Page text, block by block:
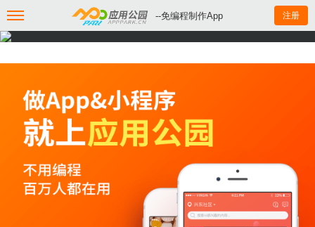
--免编程制作App 注册